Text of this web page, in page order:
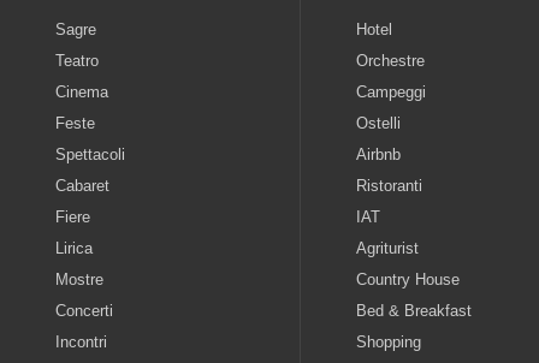
Sagre
Teatro
Cinema
Feste
Spettacoli
Cabaret
Fiere
Lirica
Mostre
Concerti
Incontri
Hotel
Orchestre
Campeggi
Ostelli
Airbnb
Ristoranti
IAT
Agriturist
Country House
Bed & Breakfast
Shopping